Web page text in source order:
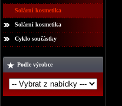
Solární kosmetika
Solární kosmetika
Cyklo součástky
Podle výrobce